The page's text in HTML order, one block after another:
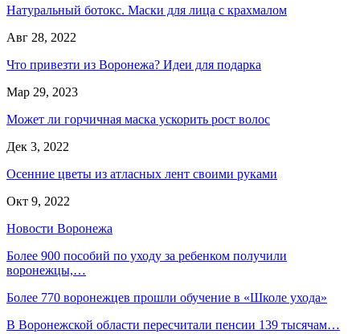
Натуральный ботокс. Маски для лица с крахмалом
Авг 28, 2022
Что привезти из Воронежа? Идеи для подарка
Мар 29, 2023
Может ли горчичная маска ускорить рост волос
Дек 3, 2022
Осенние цветы из атласных лент своими руками
Окт 9, 2022
Новости Воронежа
Более 900 пособий по уходу за ребенком получили
воронежцы,…
Более 770 воронежцев прошли обучение в «Школе ухода»
В Воронежской области пересчитали пенсии 139 тысячам…